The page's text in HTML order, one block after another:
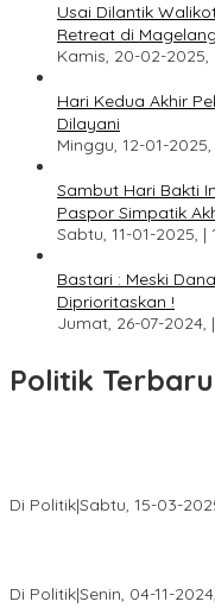
Usai Dilantik
Retreat di Magelang
Kamis, 20-02-2025,
Hari Kedua Akhir
Dilayani
Minggu, 12-01-2025,
Sambut Hari Bakti
Paspor Simpatik
Sabtu, 11-01-2025, |
Bastari : Meski
Diprioritaskan !
Jumat, 26-07-2024,
Politik Terbaru
Di Politik|Sabtu, 15-03-
Di Politik|Senin, 04-11-